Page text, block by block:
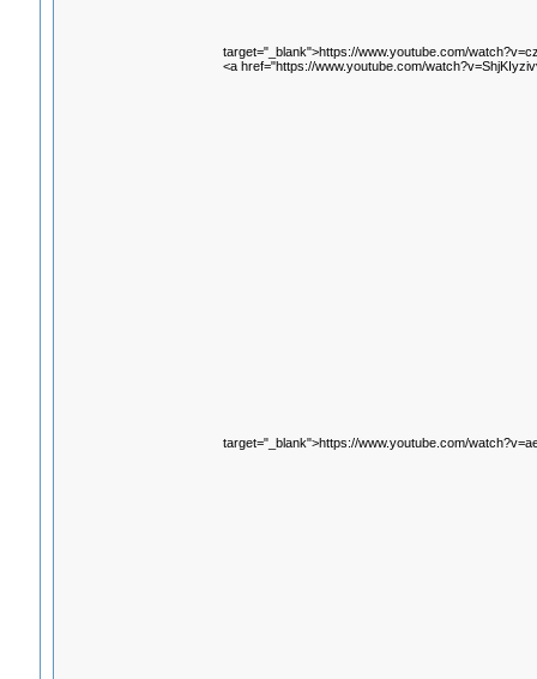
target="_blank">https://www.youtube.com/
<a href="https://www.youtube.com/
target="_blank">https://www.youtube.com/